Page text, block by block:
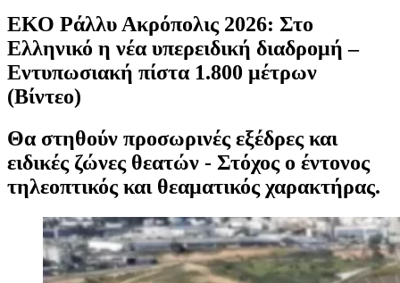
ΕΚΟ Ράλλυ Ακρόπολις 2026: Στο
Ελληνικό η νέα υπερειδική διαδρομή –
Εντυπωσιακή πίστα 1.800 μέτρων
(Βίντεο)
Θα στηθούν προσωρινές εξέδρες και
ειδικές ζώνες θεατών - Στόχος ο έντονος
τηλεοπτικός και θεαματικός χαρακτήρας.